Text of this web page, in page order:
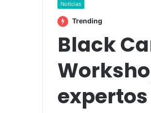
Noticias
Trending
Black